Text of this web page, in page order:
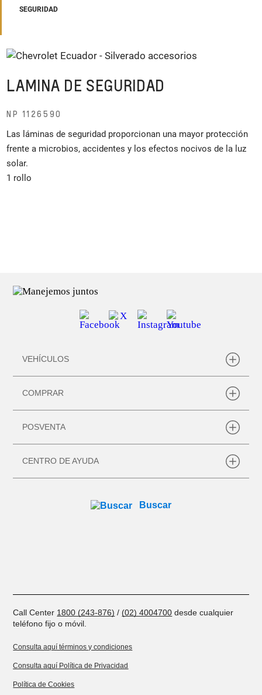
SEGURIDAD
LAMINA DE SEGURIDAD
NP 1126590
Las láminas de seguridad proporcionan una mayor protección
frente a microbios, accidentes y los efectos nocivos de la luz
solar.
1 rollo